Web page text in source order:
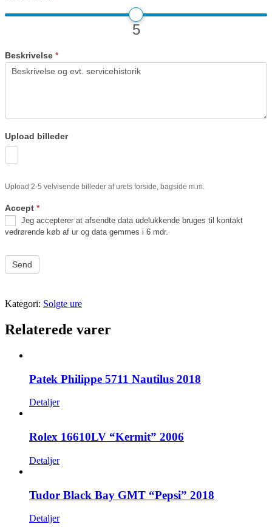
5
Beskrivelse *
Upload billeder
Upload 2-5 velvisende billeder af urets forside, bagside m.m.
Accept *
vedrørende køb af ur og data gemmes i 6 mdr.
Send
Kategori: Solgte ure
Relaterede varer
Patek Philippe 5711 Nautilus 2018
Detaljer
Rolex 16610LV “Kermit” 2006
Detaljer
Tudor Black Bay GMT “Pepsi” 2018
Detaljer